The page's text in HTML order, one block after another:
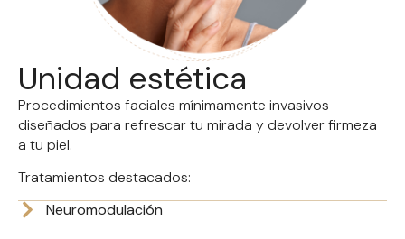
Unidad estética
Procedimientos faciales mínimamente invasivos
diseñados para refrescar tu mirada y devolver firmeza
a tu piel.
Tratamientos destacados:
Neuromodulación